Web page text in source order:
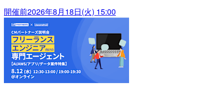
開催前2026年8月18日(火) 15:00